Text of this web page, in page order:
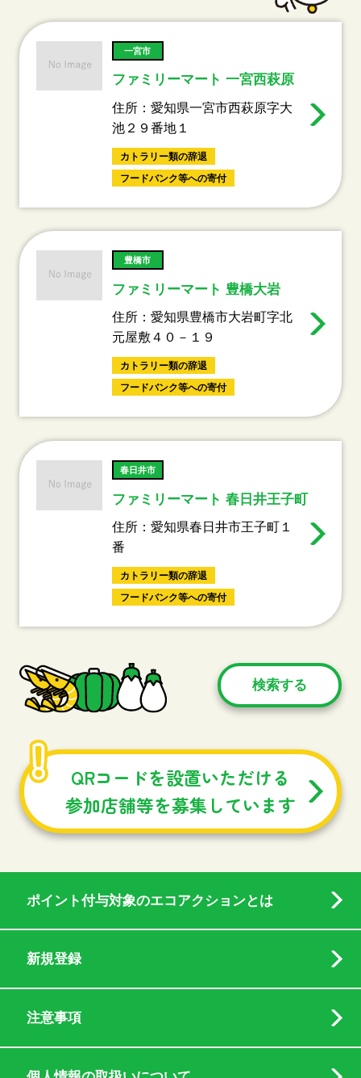
一宮市
ファミリーマート 一宮西萩原
住所：愛知県一宮市西萩原字大
池２９番地１
カトラリー類の辞退
フードバンク等への寄付
豊橋市
ファミリーマート 豊橋大岩
住所：愛知県豊橋市大岩町字北
元屋敷４０－１９
カトラリー類の辞退
フードバンク等への寄付
春日井市
ファミリーマート 春日井王子町
住所：愛知県春日井市王子町１
番
カトラリー類の辞退
フードバンク等への寄付
検索する
QRコードを設置いただける
参加店舗等を募集しています
ポイント付与対象のエコアクションとは
新規登録
注意事項